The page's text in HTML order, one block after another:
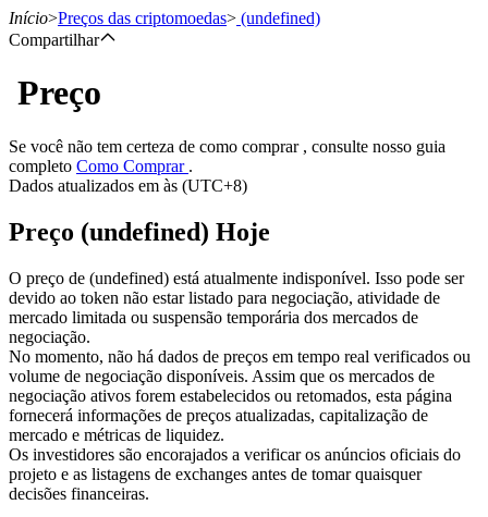
Futuros
Futuros de USDT
Futuros usando USDT como garantia
Início>Preços das criptomoedas> (undefined)
Compartilhar
Preço
Se você não tem certeza de como comprar , consulte nosso guia
completo Como Comprar .
Dados atualizados em às (UTC+8)
Preço (undefined) Hoje
O preço de (undefined) está atualmente indisponível. Isso pode ser
devido ao token não estar listado para negociação, atividade de
mercado limitada ou suspensão temporária dos mercados de
negociação.
No momento, não há dados de preços em tempo real verificados ou
volume de negociação disponíveis. Assim que os mercados de
negociação ativos forem estabelecidos ou retomados, esta página
fornecerá informações de preços atualizadas, capitalização de
mercado e métricas de liquidez.
Os investidores são encorajados a verificar os anúncios oficiais do
projeto e as listagens de exchanges antes de tomar quaisquer
decisões financeiras.